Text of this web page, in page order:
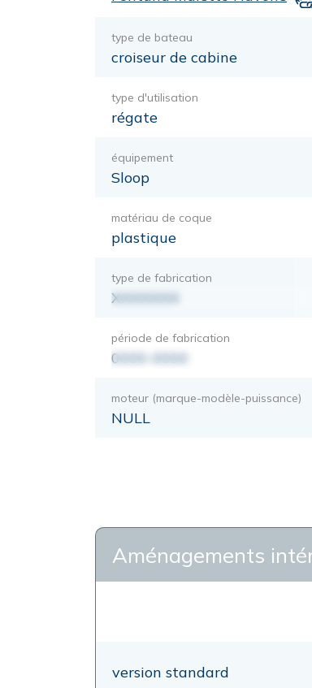
type de bateau
croiseur de cabine
type d'utilisation
régate
équipement
Sloop
matériau de coque
plastique
type de fabrication
XXXXXXX
période de fabrication
0000-0000
moteur (marque-modèle-puissance)
NULL
Aménagements
version standard